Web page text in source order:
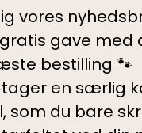
0,0
vores
gave med
bestilling 🐾
en særlig
som du bare